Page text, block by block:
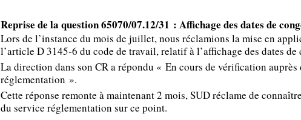
Reprise de la question 65070/07.12/31 : Affichage des dates de
Lors de l’instance du mois de juillet, nous réclamions la mise en
l’article D 3145-6 du code de travail, relatif à l’affichage des dates de
La direction dans son CR a répondu « En cours de vérification auprès
réglementation ».
Cette réponse remonte à maintenant 2 mois, SUD réclame de
du service réglementation sur ce point.